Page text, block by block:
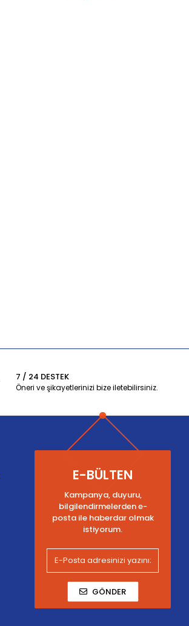
7 / 24 DESTEK
Öneri ve şikayetlerinizi bize iletebilirsiniz.
E-BÜLTEN
Kampanya, duyuru,
bilgilendirmelerden e-
posta ile haberdar olmak
istiyorum.
GÖNDER